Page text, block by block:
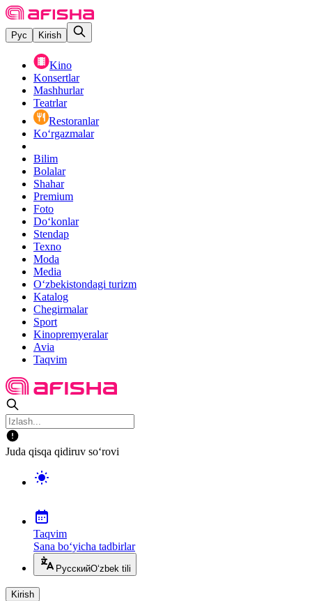
Рус Kirish
Kino
Konsertlar
Mashhurlar
Teatrlar
Restoranlar
Ko‘rgazmalar
Bilim
Bolalar
Shahar
Premium
Foto
Do‘konlar
Stendap
Texno
Moda
Media
O‘zbekistondagi turizm
Katalog
Chegirmalar
Sport
Kinopremyeralar
Avia
Taqvim
Juda qisqa qidiruv so‘rovi
Taqvim
Sana bo‘yicha tadbirlar
РусскийO‘zbek tili
Kirish